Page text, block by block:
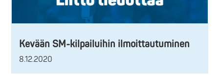
Kevään SM-kilpailuihin ilmoittautuminen
8.12.2020